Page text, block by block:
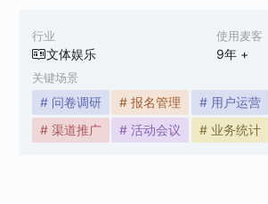
行业
文体娱乐
使用麦客
9年 +
关键场景
# 问卷调研 # 报名管理 # 用户运营
# 渠道推广
# 活动会议 # 业务统计